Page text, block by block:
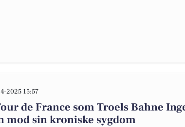
2025 15:57
de France som Troels Bahne
mod sin kroniske sygdom